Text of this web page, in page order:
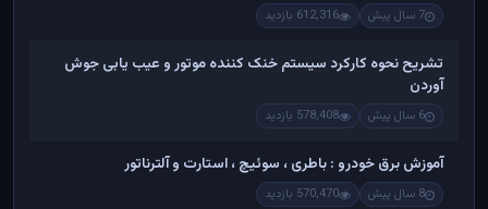
7 سال پیش 612,316 بازدید
تشریح نحوه کارکرد سیستم خنک کننده موتور و عیب یابی جوش
آوردن
6 سال پیش 578,408 بازدید
آموزش برق خودرو : باطری ، سوئیچ ، استارت و آلترناتور
8 سال پیش 570,470 بازدید